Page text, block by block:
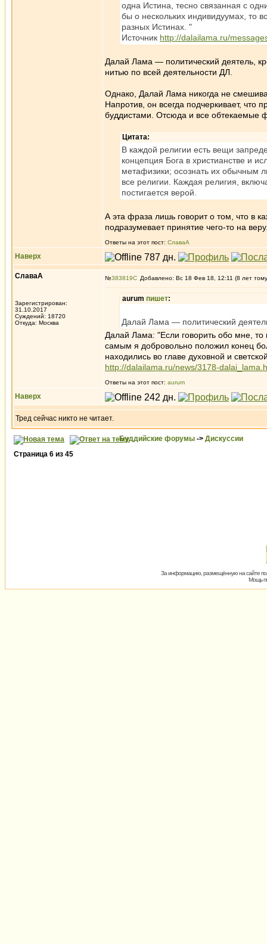
одна Истина, тесно связанная с
бы о нескольких индивидуумах, то
разных Истинах. "
Источник http://dalailama.ru/
Далай Лама — политический деятель,
нитью по всей деятельности ДЛ.
Однако, Далай Лама никогда не
Напротив, он всегда подчеркивает, что
буддистами. Отсюда и все обтекаемые
Цитата:
В каждой религии есть вещи
концепция Бога в христианстве и
метафизики; осознать их обычным
все религии. Каждая религия,
постигается верой.
А эта фраза лишь говорит о том, что в
подразумевает принятие чего-то на
Ответы на этот пост: СлаваА
Наверх
СлаваА
Зарегистрирован:
31.10.2017
Суждений: 18720
Откуда: Москва
№383819 Добавлено: Вс 18 Фев 18, 12:11 (8 лет
aurum пишет:
Далай Лама — политический
Далай Лама: "Если говорить обо мне,
самым я добровольно положил конец
находились во главе духовной и
http://dalailama.ru/news/3178-
Ответы на этот пост: aurum
Наверх
Тред сейчас никто не читает.
Буддийские форумы -> Дискуссии
Страница 6 из 45
За информацию, размещённую на сайте
Мощь